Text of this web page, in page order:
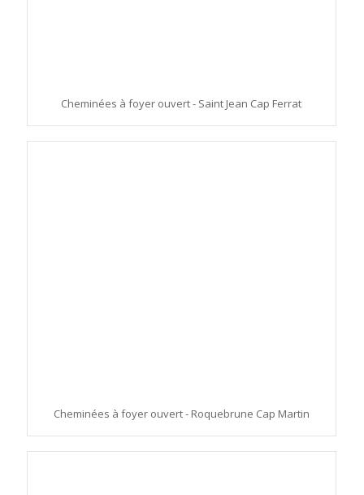
Cheminées à foyer ouvert - Saint Jean Cap Ferrat
Cheminées à foyer ouvert - Roquebrune Cap Martin